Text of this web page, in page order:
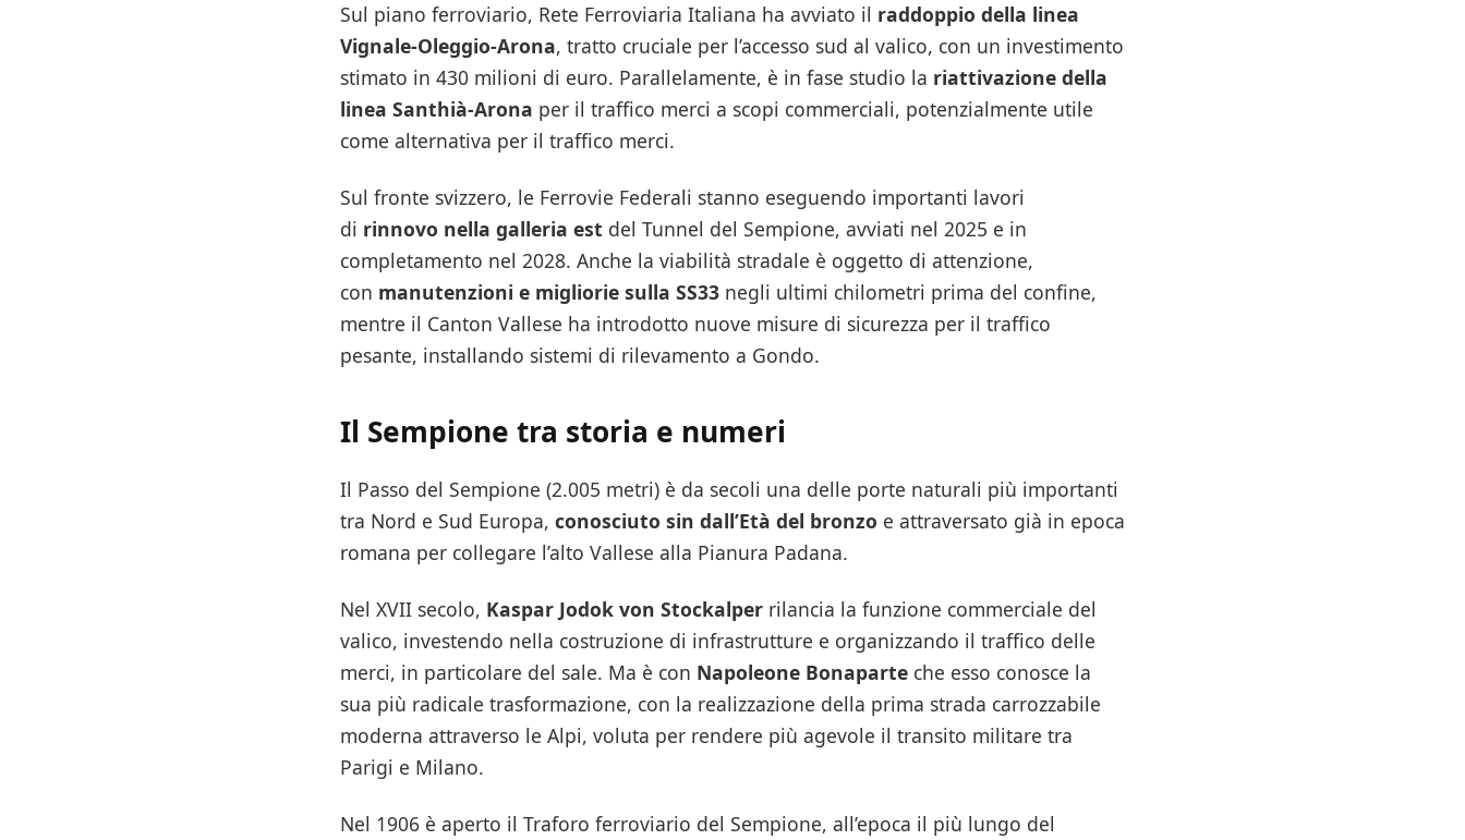
Sul piano ferroviario, Rete Ferroviaria Italiana ha avviato il raddoppio della linea
Vignale-Oleggio-Arona, tratto cruciale per l’accesso sud al valico, con un investimento
stimato in 430 milioni di euro. Parallelamente, è in fase studio la riattivazione della
linea Santhià-Arona per il traffico merci a scopi commerciali, potenzialmente utile
come alternativa per il traffico merci.
Sul fronte svizzero, le Ferrovie Federali stanno eseguendo importanti lavori
di rinnovo nella galleria est del Tunnel del Sempione, avviati nel 2025 e in
completamento nel 2028. Anche la viabilità stradale è oggetto di attenzione,
con manutenzioni e migliorie sulla SS33 negli ultimi chilometri prima del confine,
mentre il Canton Vallese ha introdotto nuove misure di sicurezza per il traffico
pesante, installando sistemi di rilevamento a Gondo.
Il Sempione tra storia e numeri
Il Passo del Sempione (2.005 metri) è da secoli una delle porte naturali più importanti
tra Nord e Sud Europa, conosciuto sin dall’Età del bronzo e attraversato già in epoca
romana per collegare l’alto Vallese alla Pianura Padana.
Nel XVII secolo, Kaspar Jodok von Stockalper rilancia la funzione commerciale del
valico, investendo nella costruzione di infrastrutture e organizzando il traffico delle
merci, in particolare del sale. Ma è con Napoleone Bonaparte che esso conosce la
sua più radicale trasformazione, con la realizzazione della prima strada carrozzabile
moderna attraverso le Alpi, voluta per rendere più agevole il transito militare tra
Parigi e Milano.
Nel 1906 è aperto il Traforo ferroviario del Sempione, all’epoca il più lungo del